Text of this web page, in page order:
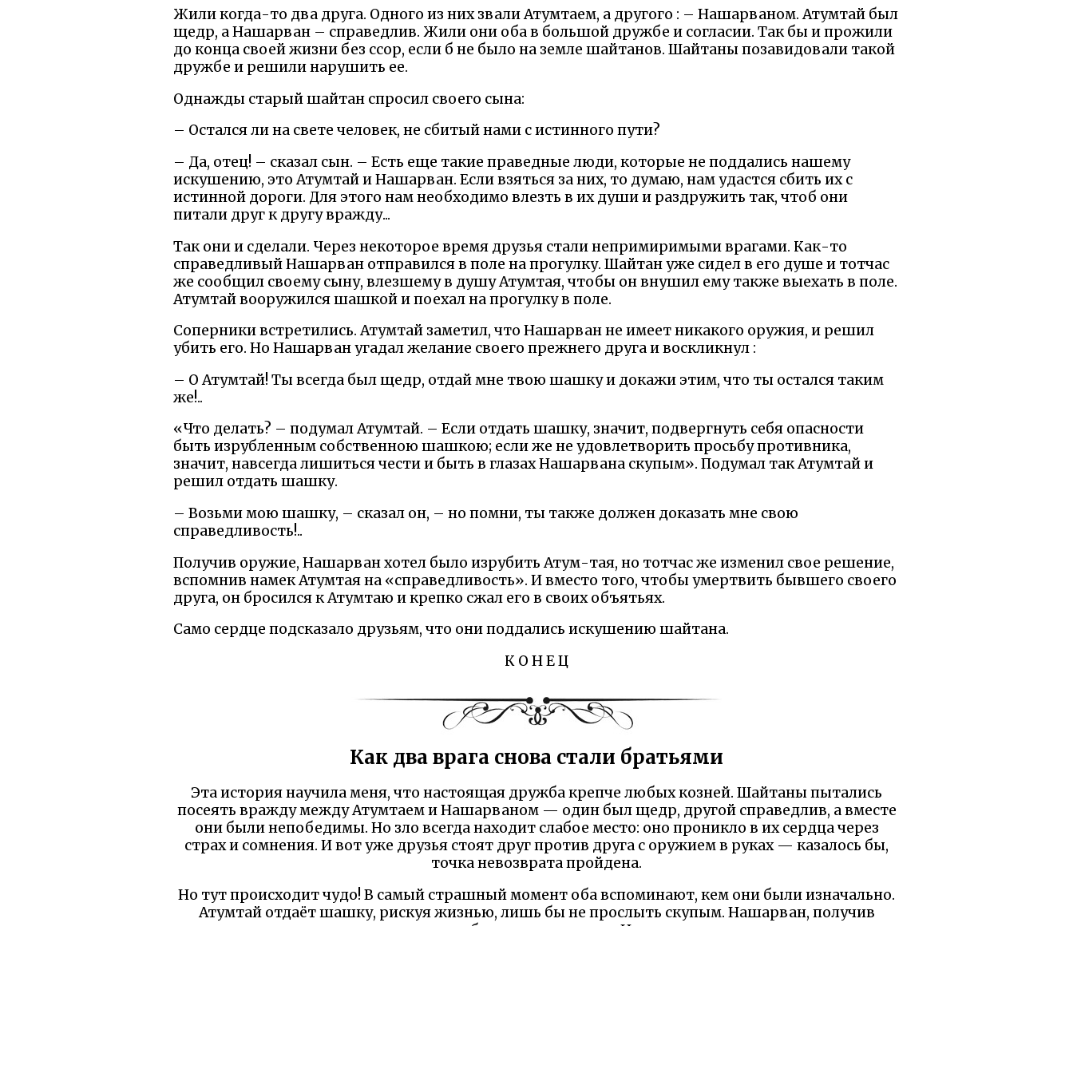
Жили когда-то два друга. Одного из них звали Атумтаем, а другого : – Нашарваном. Атумтай был
щедр, а Нашарван – справедлив. Жили они оба в большой дружбе и согласии. Так бы и прожили
до конца своей жизни без ссор, если б не было на земле шайтанов. Шайтаны позавидовали такой
дружбе и решили нарушить ее.
Однажды старый шайтан спросил своего сына:
– Остался ли на свете человек, не сбитый нами с истинного пути?
– Да, отец! – сказал сын. – Есть еще такие праведные люди, которые не поддались нашему
искушению, это Атумтай и Нашарван. Если взяться за них, то думаю, нам удастся сбить их с
истинной дороги. Для этого нам необходимо влезть в их души и раздружить так, чтоб они
питали друг к другу вражду...
Так они и сделали. Через некоторое время друзья стали непримиримыми врагами. Как-то
справедливый Нашарван отправился в поле на прогулку. Шайтан уже сидел в его душе и тотчас
же сообщил своему сыну, влезшему в душу Атумтая, чтобы он внушил ему также выехать в поле.
Атумтай вооружился шашкой и поехал на прогулку в поле.
Соперники встретились. Атумтай заметил, что Нашарван не имеет никакого оружия, и решил
убить его. Но Нашарван угадал желание своего прежнего друга и воскликнул :
– О Атумтай! Ты всегда был щедр, отдай мне твою шашку и докажи этим, что ты остался таким
же!..
«Что делать? – подумал Атумтай. – Если отдать шашку, значит, подвергнуть себя опасности
быть изрубленным собственною шашкою; если же не удовлетворить просьбу противника,
значит, навсегда лишиться чести и быть в глазах Нашарвана скупым». Подумал так Атумтай и
решил отдать шашку.
– Возьми мою шашку, – сказал он, – но помни, ты также должен доказать мне свою
справедливость!..
Получив оружие, Нашарван хотел было изрубить Атум-тая, но тотчас же изменил свое решение,
вспомнив намек Атумтая на «справедливость». И вместо того, чтобы умертвить бывшего своего
друга, он бросился к Атумтаю и крепко сжал его в своих объятьях.
Само сердце подсказало друзьям, что они поддались искушению шайтана.
К О Н Е Ц
Как два врага снова стали братьями
Эта история научила меня, что настоящая дружба крепче любых козней. Шайтаны пытались
посеять вражду между Атумтаем и Нашарваном — один был щедр, другой справедлив, а вместе
они были непобедимы. Но зло всегда находит слабое место: оно проникло в их сердца через
страх и сомнения. И вот уже друзья стоят друг против друга с оружием в руках — казалось бы,
точка невозврата пройдена.
Но тут происходит чудо! В самый страшный момент оба вспоминают, кем они были изначально.
Атумтай отдаёт шашку, рискуя жизнью, лишь бы не прослыть скупым. Нашарван, получив
смертоносное оружие, вместо мести обнимает товарища. Их истинные качества стали щитом